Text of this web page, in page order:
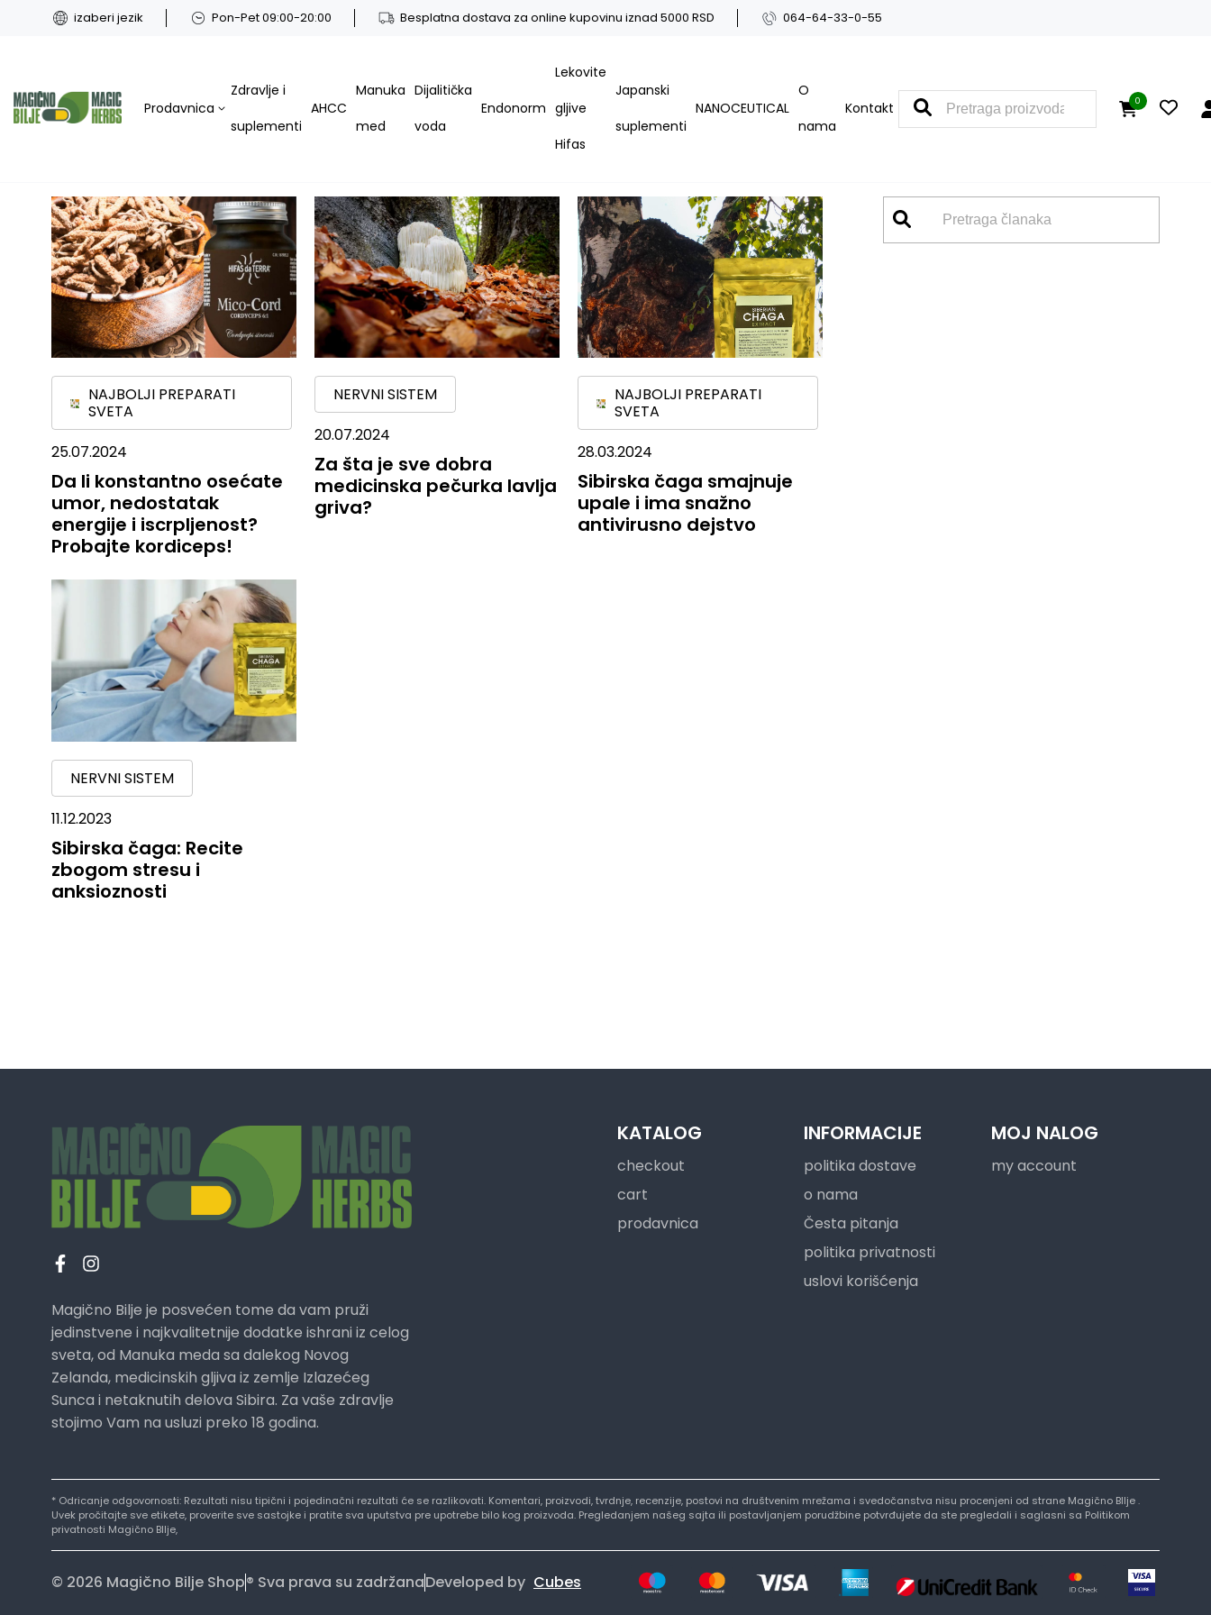
izaberi jezik Pon-Pet 09:00-20:00 Besplatna dostava za online kupovinu iznad 5000 RSD 064-64-33-0-55
0
Prodavnica
Zdravlje i
suplementi
AHCC
Manuka
med
Dijalitička
voda
Endonorm
Lekovite
gljive
Hifas
Japanski
suplementi
NANOCEUTICAL
O
nama
Kontakt
NAJBOLJI PREPARATI
SVETA
25.07.2024
Da li konstantno osećate
umor, nedostatak
energije i iscrpljenost?
Probajte kordiceps!
NERVNI SISTEM
20.07.2024
Za šta je sve dobra
medicinska pečurka lavlja
griva?
NAJBOLJI PREPARATI
SVETA
28.03.2024
Sibirska čaga smajnuje
upale i ima snažno
antivirusno dejstvo
NERVNI SISTEM
11.12.2023
Sibirska čaga: Recite
zbogom stresu i
anksioznosti
Magično Bilje je posvećen tome da vam pruži
jedinstvene i najkvalitetnije dodatke ishrani iz celog
sveta, od Manuka meda sa dalekog Novog
Zelanda, medicinskih gljiva iz zemlje Izlazećeg
Sunca i netaknutih delova Sibira. Za vaše zdravlje
stojimo Vam na usluzi preko 18 godina.
KATALOG
checkout
cart
prodavnica
INFORMACIJE
politika dostave
o nama
Česta pitanja
politika privatnosti
uslovi korišćenja
MOJ NALOG
my account
* Odricanje odgovornosti: Rezultati nisu tipični i pojedinačni rezultati će se razlikovati. Komentari, proizvodi, tvrdnje, recenzije, postovi na društvenim mrežama i svedočanstva nisu procenjeni od strane Magično BIlje .
Uvek pročitajte sve etikete, proverite sve sastojke i pratite sva uputstva pre upotrebe bilo kog proizvoda. Pregledanjem našeg sajta ili postavljanjem porudžbine potvrđujete da ste pregledali i saglasni sa Politikom
privatnosti Magično BIlje,
© 2026 Magično Bilje Shop® Sva prava su zadržanaDeveloped by Cubes